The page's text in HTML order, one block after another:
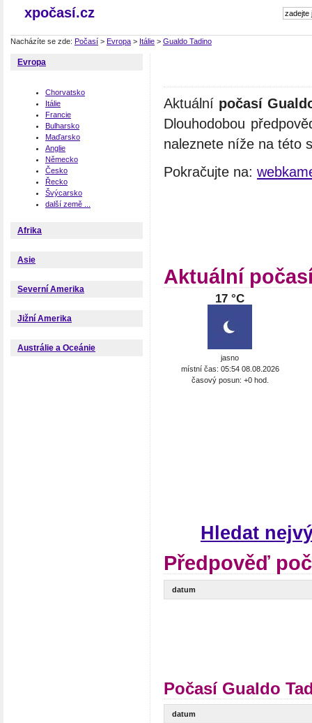
xpočasí.cz
Nacházíte se zde: Počasí > Evropa > Itálie > Gualdo Tadino
Evropa
Chorvatsko
Itálie
Francie
Bulharsko
Maďarsko
Anglie
Německo
Česko
Řecko
Švýcarsko
další země ...
Afrika
Asie
Severní Amerika
Jižní Amerika
Austrálie a Oceánie
Aktuální počasí
Dlouhodobou
naleznete níže na této
Pokračujte na:
Aktuální
17 °C
jasno
místní čas: 05:54 08.08.2026
časový posun: +0 hod.
Hledat
Předpověď
datum
Počasí Gualdo
datum